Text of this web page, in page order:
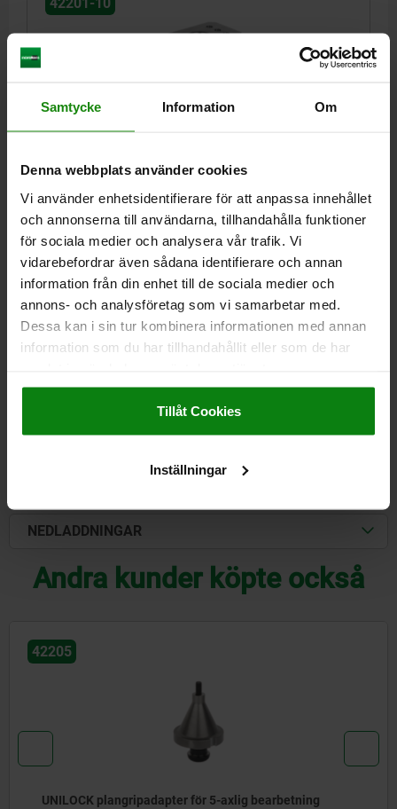
Samtycke Information Om
Denna webbplats använder cookies
Vi använder enhetsidentifierare för att anpassa innehållet
och annonserna till användarna, tillhandahålla funktioner
för sociala medier och analysera vår trafik. Vi
vidarebefordrar även sådana identifierare och annan
information från din enhet till de sociala medier och
annons- och analysföretag som vi samarbetar med.
Dessa kan i sin tur kombinera informationen med annan
information som du har tillhandahållit eller som de har
Impressum|Dataskydd|AGB
Tillåt Cookies
Inställningar
FORM:B, H=150, L=162,5, SÄTTHÄRDNINGSSTÅL
LÄNGD=162,5 HÖJD=150 PASSHÅL=12 FORM=B
H1=59
H2=52
NYCKELVIDD=6 GÄNGDJUP=35 T1=12
ÅTDRAGNINGS- MOMENT MAX. NM=15
DRAGKRAFT KN=15
Beställningsnummer:42201-10-12150500
18 294,65 kr
exkl. moms
DETALJER
FORMER
NEDLADDNINGAR
Andra kunder köpte också
42205
UNILOCK plangripadapter för 5-axlig bearbetning